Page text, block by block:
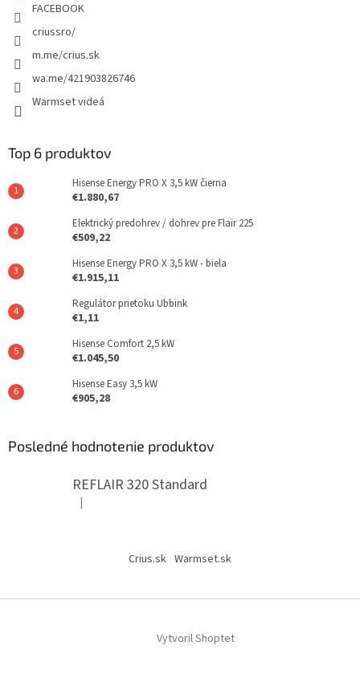
FACEBOOK
criussro/
m.me/crius.sk
wa.me/421903826746
Warmset videá
Top 6 produktov
Hisense Energy PRO X 3,5 kW čierna
€1.880,67
Elektrický predohrev / dohrev pre Flair 225
€509,22
Hisense Energy PRO X 3,5 kW - biela
€1.915,11
Regulátor prietoku Ubbink
€1,11
Hisense Comfort 2,5 kW
€1.045,50
Hisense Easy 3,5 kW
€905,28
Posledné hodnotenie produktov
REFLAIR 320 Standard
Hodnotenie produktu je 5 z 5 hviezdičiek.
|
Crius.sk Warmset.sk
Vytvoril Shoptet